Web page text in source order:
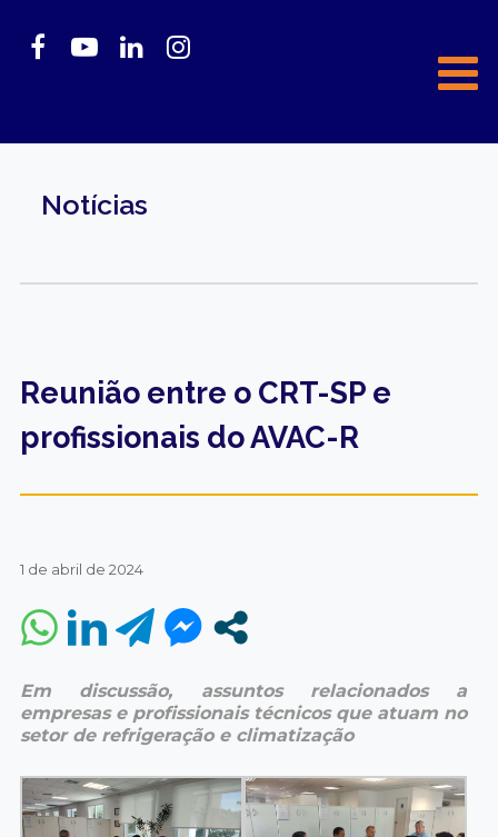
Notícias
Reunião entre o CRT-SP e
profissionais do AVAC-R
1 de abril de 2024
Em discussão, assuntos relacionados a
empresas e profissionais técnicos que atuam no
setor de refrigeração e climatização